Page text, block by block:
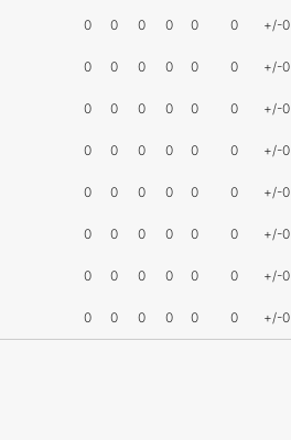
0 0 0 0 0 0 +/-0
0 0 0 0 0 0 +/-0
0 0 0 0 0 0 +/-0
0 0 0 0 0 0 +/-0
0 0 0 0 0 0 +/-0
0 0 0 0 0 0 +/-0
0 0 0 0 0 0 +/-0
0 0 0 0 0 0 +/-0